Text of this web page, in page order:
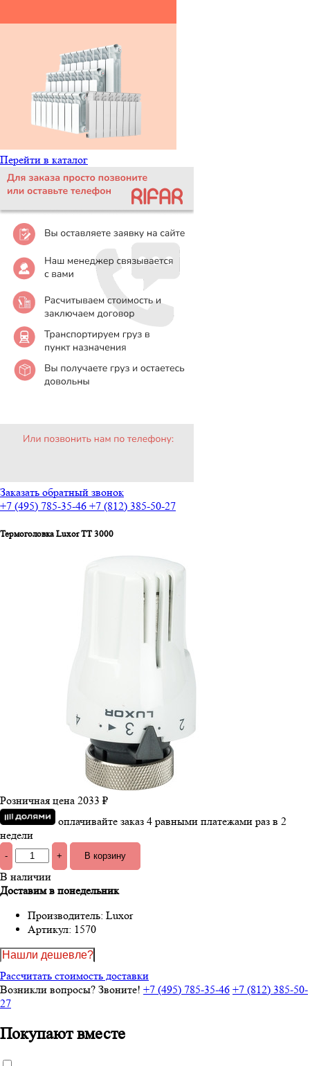
Перейти в каталог
Заказать обратный звонок
+7 (495) 785-35-46 +7 (812) 385-50-27
Термоголовка Luxor TT 3000
Розничная цена 2033 ₽
оплачивайте заказ 4 равными платежами раз в 2
недели
- +
В наличии
Доставим в понедельник
Производитель: Luxor
Артикул: 1570
Нашли дешевле?
Рассчитать стоимость доставки
Возникли вопросы? Звоните! +7 (495) 785-35-46 +7 (812) 385-50-
27
Покупают вместе